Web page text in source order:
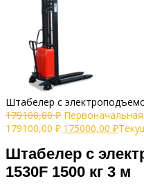
Штабелер с
179100,00₽
179100,00 ₽.175000,00 ₽
Штабелер с
1530F 1500 кг 3 м